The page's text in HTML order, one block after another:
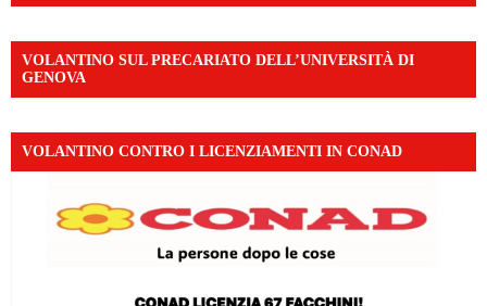
VOLANTINO SUL PRECARIATO DELL’UNIVERSITÀ DI
GENOVA
VOLANTINO CONTRO I LICENZIAMENTI IN CONAD